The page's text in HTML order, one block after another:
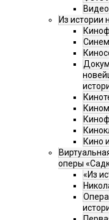
Из истории
Кино
оперы
«Из